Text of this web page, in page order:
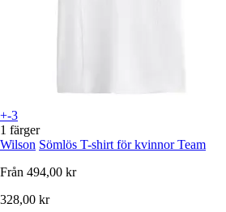
+-3
1 färger
Wilson Sömlös T-shirt för kvinnor Team
Från 494,00 kr
328,00 kr